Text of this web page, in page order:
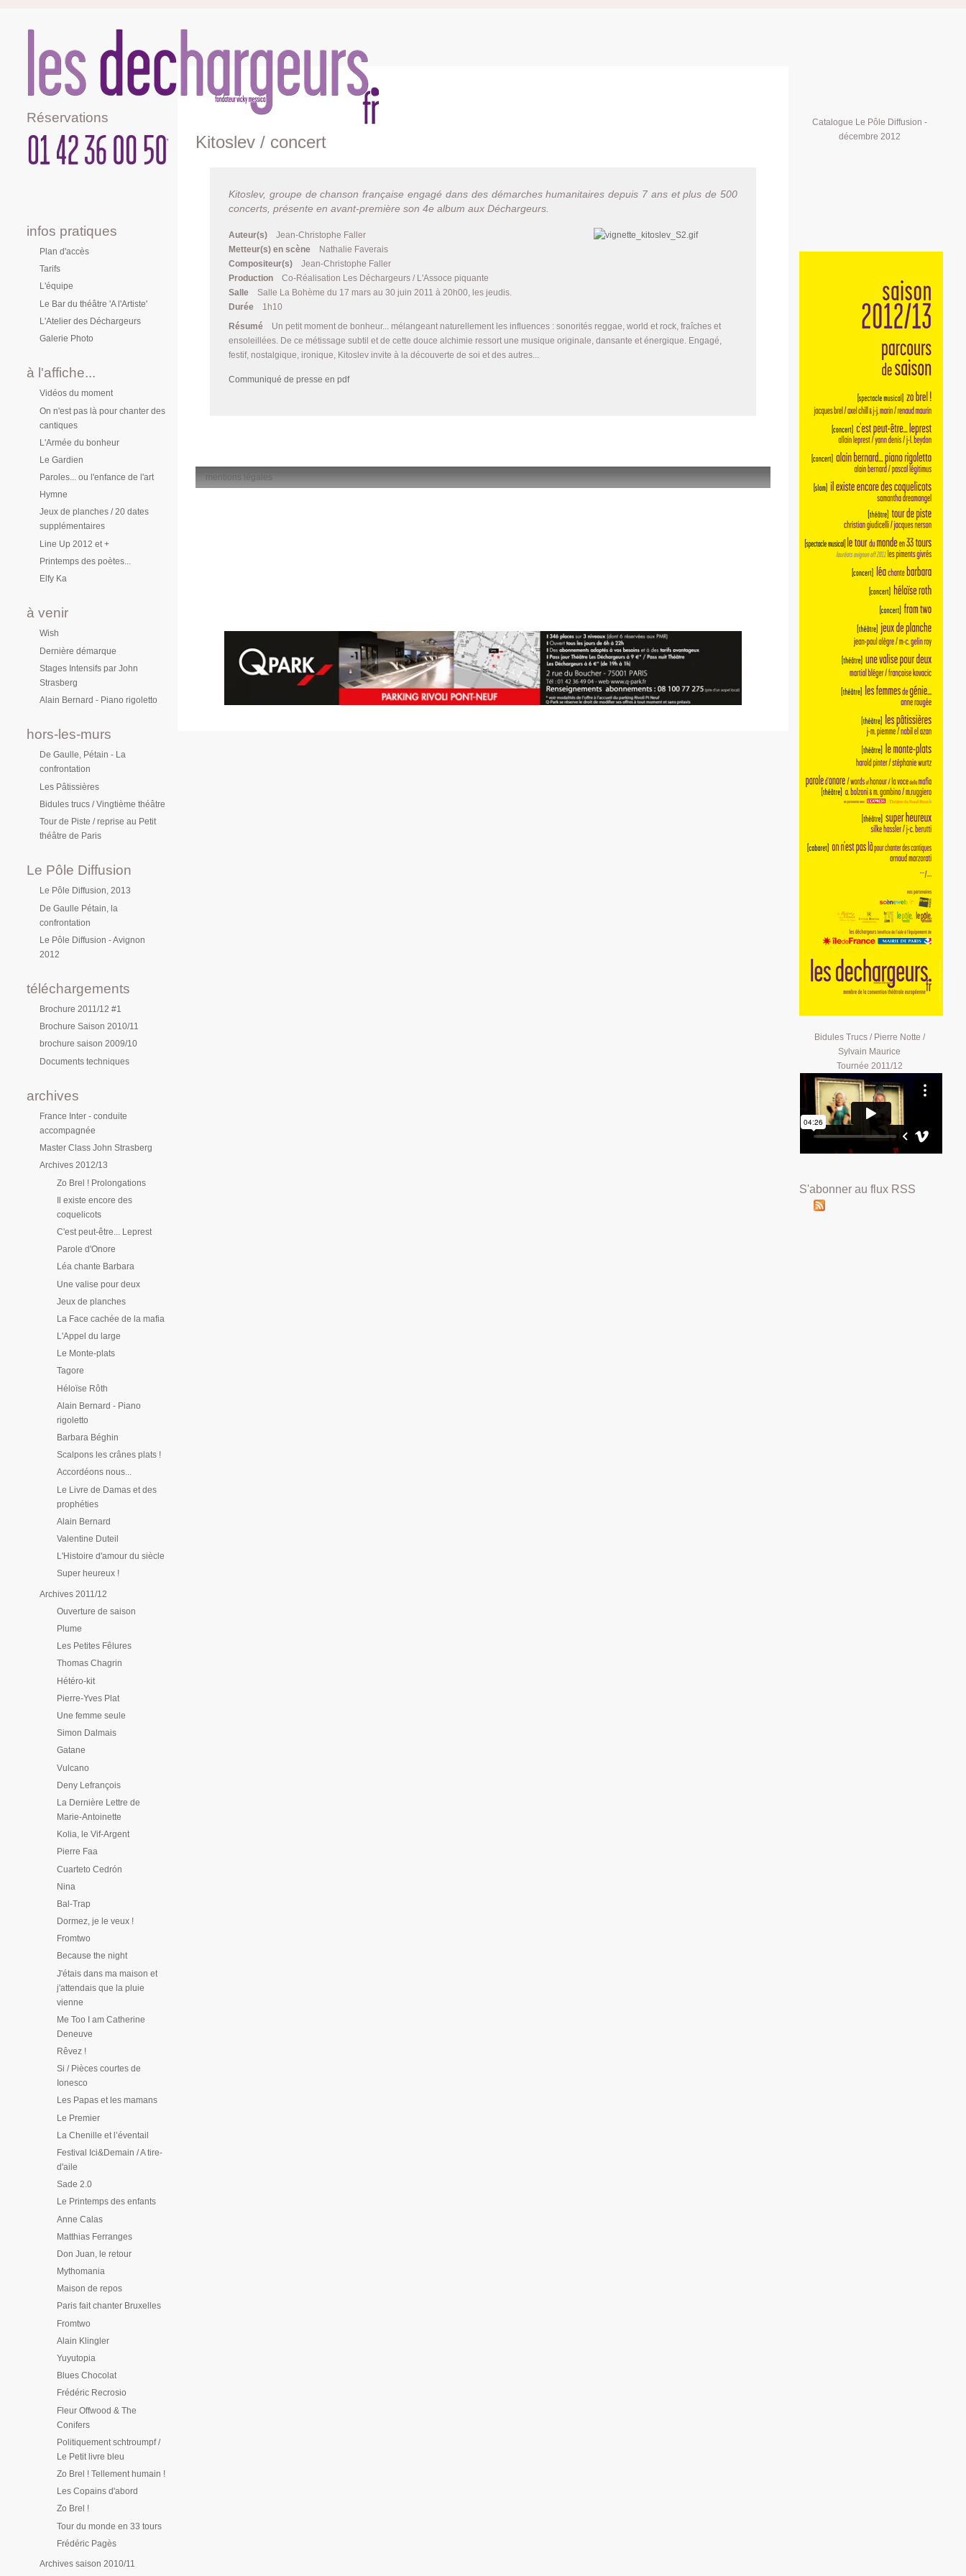
Réservations
infos pratiques
Plan d'accès
Tarifs
L'équipe
Le Bar du théâtre 'A l'Artiste'
L'Atelier des Déchargeurs
Galerie Photo
à l'affiche...
Vidéos du moment
On n'est pas là pour chanter des
cantiques
L'Armée du bonheur
Le Gardien
Paroles... ou l'enfance de l'art
Hymne
Jeux de planches / 20 dates
supplémentaires
Line Up 2012 et +
Printemps des poètes...
Elfy Ka
à venir
Wish
Dernière démarque
Stages Intensifs par John
Strasberg
Alain Bernard - Piano rigoletto
hors-les-murs
De Gaulle, Pétain - La
confrontation
Les Pâtissières
Bidules trucs / Vingtième théâtre
Tour de Piste / reprise au Petit
théâtre de Paris
Le Pôle Diffusion
Le Pôle Diffusion, 2013
De Gaulle Pétain, la
confrontation
Le Pôle Diffusion - Avignon
2012
téléchargements
Brochure 2011/12 #1
Brochure Saison 2010/11
brochure saison 2009/10
Documents techniques
archives
France Inter - conduite
accompagnée
Master Class John Strasberg
Archives 2012/13
Zo Brel ! Prolongations
Il existe encore des
coquelicots
C'est peut-être... Leprest
Parole d'Onore
Léa chante Barbara
Une valise pour deux
Jeux de planches
La Face cachée de la mafia
L'Appel du large
Le Monte-plats
Tagore
Héloïse Rôth
Alain Bernard - Piano
rigoletto
Barbara Béghin
Scalpons les crânes plats !
Accordéons nous...
Le Livre de Damas et des
prophéties
Alain Bernard
Valentine Duteil
L'Histoire d'amour du siècle
Super heureux !
Archives 2011/12
Ouverture de saison
Plume
Les Petites Fêlures
Thomas Chagrin
Hétéro-kit
Pierre-Yves Plat
Une femme seule
Simon Dalmais
Gatane
Vulcano
Deny Lefrançois
La Dernière Lettre de
Marie-Antoinette
Kolia, le Vif-Argent
Pierre Faa
Cuarteto Cedrón
Nina
Bal-Trap
Dormez, je le veux !
Fromtwo
Because the night
J'étais dans ma maison et
j'attendais que la pluie
vienne
Me Too I am Catherine
Deneuve
Rêvez !
Si / Pièces courtes de
Ionesco
Les Papas et les mamans
Le Premier
La Chenille et l’éventail
Festival Ici&Demain / A tire-
d'aile
Sade 2.0
Le Printemps des enfants
Anne Calas
Matthias Ferranges
Don Juan, le retour
Mythomania
Maison de repos
Paris fait chanter Bruxelles
Fromtwo
Alain Klingler
Yuyutopia
Blues Chocolat
Frédéric Recrosio
Fleur Offwood & The
Conifers
Politiquement schtroumpf /
Le Petit livre bleu
Zo Brel ! Tellement humain !
Les Copains d'abord
Zo Brel !
Tour du monde en 33 tours
Frédéric Pagès
Archives saison 2010/11
Kitoslev / concert
Kitoslev, groupe de chanson française engagé dans des démarches humanitaires depuis 7 ans et plus de 500
concerts, présente en avant-première son 4e album aux Déchargeurs.
Auteur(s)
Jean-Christophe Faller
Metteur(s) en scène
Nathalie Faverais
Compositeur(s)
Jean-Christophe Faller
Production
Co-Réalisation Les Déchargeurs / L'Assoce piquante
Salle
Salle La Bohème du 17 mars au 30 juin 2011 à 20h00, les jeudis.
Durée
1h10
Résumé
Un petit moment de bonheur... mélangeant naturellement les influences : sonorités reggae, world et rock, fraîches et
ensoleillées. De ce métissage subtil et de cette douce alchimie ressort une musique originale, dansante et énergique. Engagé,
festif, nostalgique, ironique, Kitoslev invite à la découverte de soi et des autres...
Communiqué de presse en pdf
mentions légales
Catalogue Le Pôle Diffusion -
décembre 2012
Bidules Trucs / Pierre Notte /
Sylvain Maurice
Tournée 2011/12
S'abonner au flux RSS